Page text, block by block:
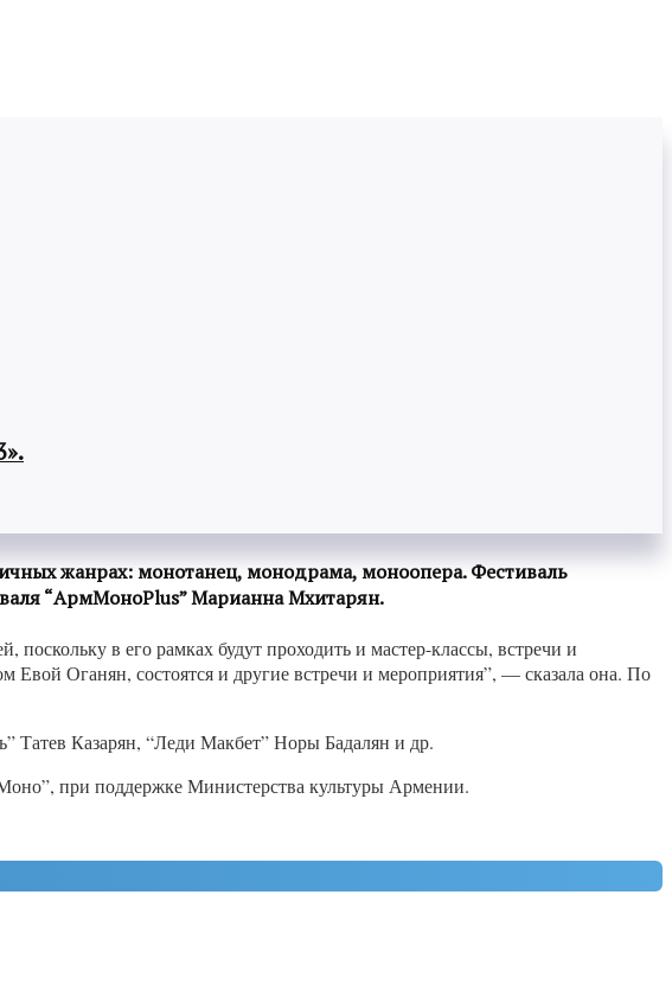
жанрах: монотанец, монодрама, моноопера. Фестиваль
“АрмМоноPlus” Марианна Мхитарян.
в его рамках будут проходить и мастер-классы, встречи и
Евой Оганян, состоятся и другие встречи и мероприятия”, — сказала она. По
Татев Казарян, “Леди Макбет” Норы Бадалян и др.
при поддержке Министерства культуры Армении.